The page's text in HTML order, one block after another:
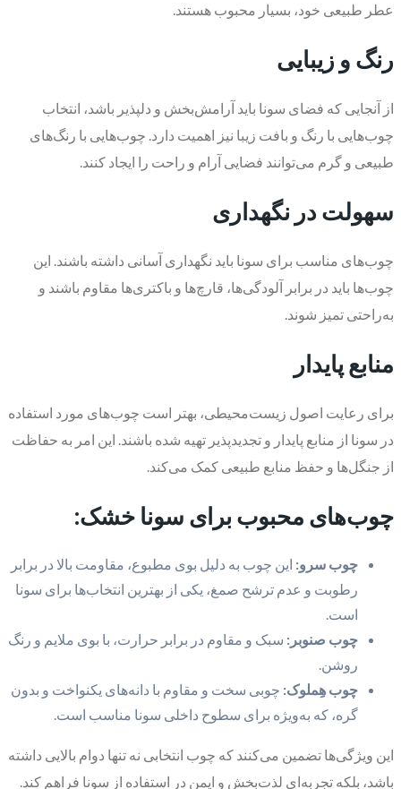
عطر طبیعی خود، بسیار محبوب هستند.
رنگ و زیبایی
از آنجایی که فضای سونا باید آرامش‌بخش و دلپذیر باشد، انتخاب
چوب‌هایی با رنگ و بافت زیبا نیز اهمیت دارد. چوب‌هایی با رنگ‌های
طبیعی و گرم می‌توانند فضایی آرام و راحت را ایجاد کنند.
سهولت در نگهداری
چوب‌های مناسب برای سونا باید نگهداری آسانی داشته باشند. این
چوب‌ها باید در برابر آلودگی‌ها، قارچ‌ها و باکتری‌ها مقاوم باشند و
به‌راحتی تمیز شوند.
منابع پایدار
برای رعایت اصول زیست‌محیطی، بهتر است چوب‌های مورد استفاده
در سونا از منابع پایدار و تجدیدپذیر تهیه شده باشند. این امر به حفاظت
از جنگل‌ها و حفظ منابع طبیعی کمک می‌کند.
چوب‌های محبوب برای سونا خشک:
چوب سرو: این چوب به دلیل بوی مطبوع، مقاومت بالا در برابر
رطوبت و عدم ترشح صمغ، یکی از بهترین انتخاب‌ها برای سونا
است.
چوب صنوبر: سبک و مقاوم در برابر حرارت، با بوی ملایم و رنگ
روشن.
چوب هِملوک: چوبی سخت و مقاوم با دانه‌های یکنواخت و بدون
گره، که به‌ویژه برای سطوح داخلی سونا مناسب است.
این ویژگی‌ها تضمین می‌کنند که چوب انتخابی نه تنها دوام بالایی داشته
باشد، بلکه تجربه‌ای لذت‌بخش و ایمن در استفاده از سونا فراهم کند.